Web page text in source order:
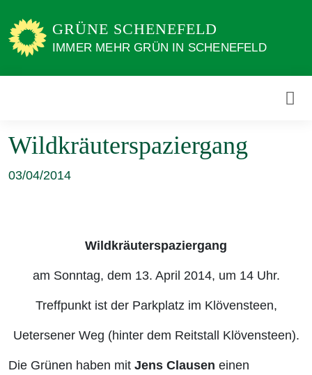
zum
Inhalt
GRÜNE SCHENEFELD
IMMER MEHR GRÜN IN SCHENEFELD
Wildkräuterspaziergang
03/04/2014
Wildkräuterspaziergang
am Sonntag, dem 13. April 2014, um 14 Uhr.
Treffpunkt ist der Parkplatz im Klövensteen,
Uetersener Weg (hinter dem Reitstall Klövensteen).
Die Grünen haben mit Jens Clausen einen